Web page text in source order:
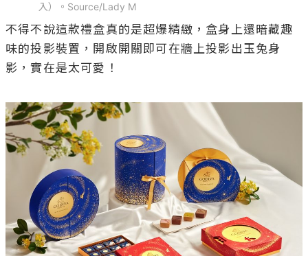
入）。Source/Lady M
不得不說這款禮盒真的是超爆精緻，盒身上還暗藏趣
味的投影裝置，開啟開關即可在牆上投影出玉兔身
影，實在是太可愛！